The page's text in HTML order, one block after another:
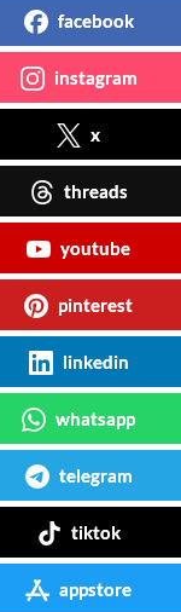
facebook
instagram
x
threads
youtube
pinterest
linkedin
whatsapp
telegram
tiktok
appstore